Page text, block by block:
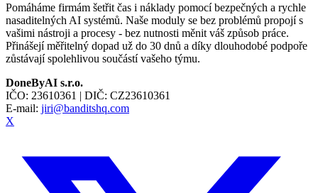
Pomáháme firmám šetřit čas i náklady pomocí bezpečných a rychle
nasaditelných AI systémů. Naše moduly se bez problémů propojí s
vašimi nástroji a procesy - bez nutnosti měnit váš způsob práce.
Přinášejí měřitelný dopad už do 30 dnů a díky dlouhodobé podpoře
zůstávají spolehlivou součástí vašeho týmu.
DoneByAI s.r.o.
IČO: 23610361 | DIČ: CZ23610361
E-mail: jiri@banditshq.com
X